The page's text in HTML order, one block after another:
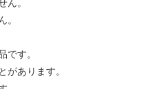
。
す。
あります。